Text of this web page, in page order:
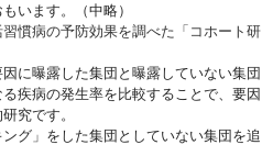
います。（中略）
慣病の予防効果を調べた「コホート研
に曝露した集団と曝露していない集団
疾病の発生率を比較することで、要因
究です。
グ」をした集団としていない集団を追